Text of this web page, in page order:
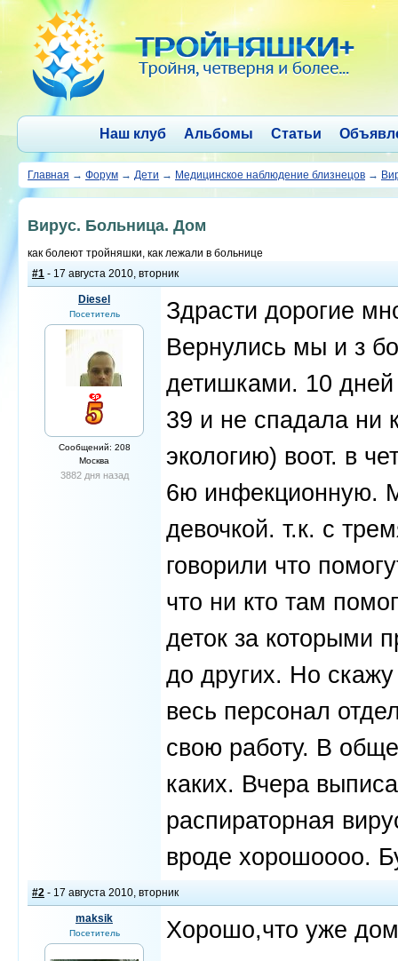
Наш клуб Альбомы Статьи
Главная → Форум → Дети → Медицинское наблюдение близнецов →
Вирус. Больница. Дом
как болеют тройняшки, как лежали в больнице
#1 - 17 августа 2010, вторник
Diesel
Посетитель
Сообщений: 208
Москва
3882 дня назад
Здрасти дорогие
Вернулись мы и з
детишками. 10
39 и не спадала ни
экологию) воот. в
6ю инфекционную.
девочкой. т.к. с
говорили что
что ни кто там
деток за которыми
до других. Но
весь персонал
свою работу. В
каких. Вчера
распираторная
вроде хорошоооо.
#2 - 17 августа 2010, вторник
maksik
Посетитель Хорошо,что уже